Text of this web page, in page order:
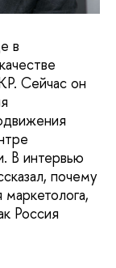
в
Сейчас он
В интервью
почему
Россия